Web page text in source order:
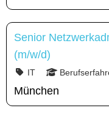
Senior
(m/w/d)
IT
München